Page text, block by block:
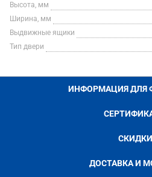
Высота, мм
Ширина, мм
Выдвижные ящики
Тип двери
ИНФОРМАЦИЯ ДЛЯ
СКИДКИ
ДОСТАВКА И